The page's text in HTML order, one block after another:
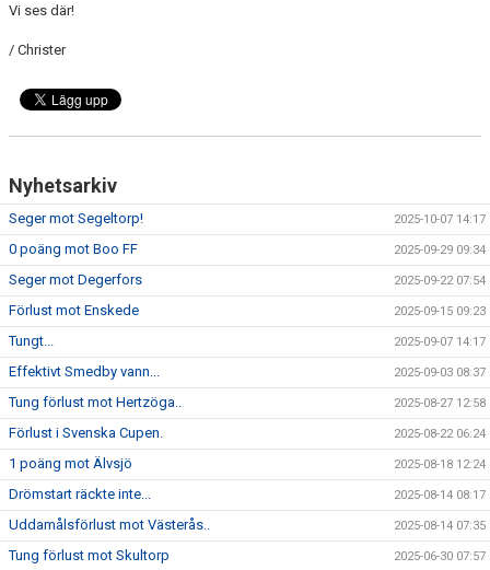
Vi ses där!
/ Christer
Nyhetsarkiv
Seger mot Segeltorp! 2025-10-07 14:17
0 poäng mot Boo FF 2025-09-29 09:34
Seger mot Degerfors 2025-09-22 07:54
Förlust mot Enskede 2025-09-15 09:23
Tungt... 2025-09-07 14:17
Effektivt Smedby vann... 2025-09-03 08:37
Tung förlust mot Hertzöga.. 2025-08-27 12:58
Förlust i Svenska Cupen. 2025-08-22 06:24
1 poäng mot Älvsjö 2025-08-18 12:24
Drömstart räckte inte... 2025-08-14 08:17
Uddamålsförlust mot Västerås.. 2025-08-14 07:35
Tung förlust mot Skultorp 2025-06-30 07:57